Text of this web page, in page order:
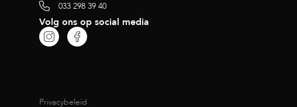
033 298 39 40
Volg ons op social media
Privacybeleid